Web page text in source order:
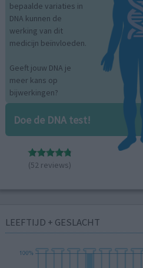
bepaalde variaties in
DNA kunnen de
werking van dit
medicijn beïnvloeden.
Geeft jouw DNA je
meer kans op
bijwerkingen?
Doe de DNA test!
(52 reviews)
LEEFTIJD + GESLACHT